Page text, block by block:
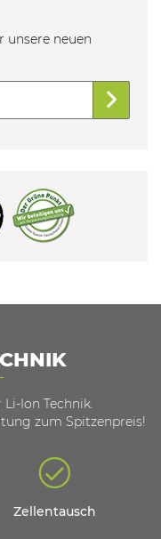
unsere neuen
Ion Technik.
zum Spitzenpreis!
Zellentausch